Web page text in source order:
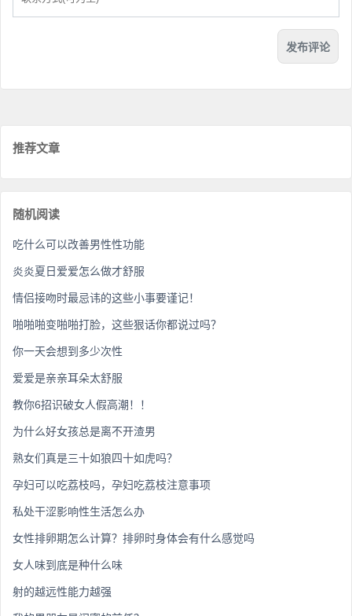
推荐文章
随机阅读
吃什么可以改善男性性功能
炎炎夏日爱爱怎么做才舒服
情侣接吻时最忌讳的这些小事要谨记！
啪啪啪变啪啪打脸，这些狠话你都说过吗？
你一天会想到多少次性
爱爱是亲亲耳朵太舒服
教你6招识破女人假高潮！！
为什么好女孩总是离不开渣男
熟女们真是三十如狼四十如虎吗？
孕妇可以吃荔枝吗，孕妇吃荔枝注意事项
私处干涩影响性生活怎么办
女性排卵期怎么计算？排卵时身体会有什么感觉吗
女人味到底是种什么味
射的越远性能力越强